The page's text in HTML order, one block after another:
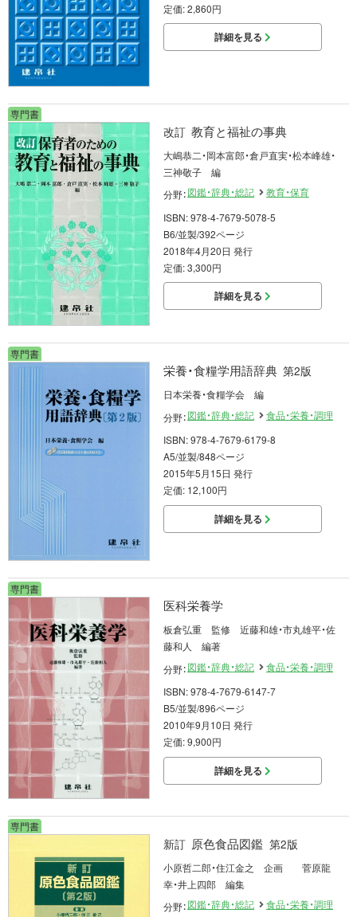
定価: 2,860円
詳細を見る
専門書
改訂 教育と福祉の事典
大嶋恭二・岡本富郎・倉戸直実・松本峰雄・
三神敬子 編
分野：図鑑・辞典・総記
教育・保育
ISBN: 978-4-7679-5078-5
B6/並製/392ページ
2018年4月20日 発行
定価: 3,300円
詳細を見る
専門書
栄養・食糧学用語辞典 第2版
日本栄養・食糧学会 編
分野：図鑑・辞典・総記
食品・栄養・調理
ISBN: 978-4-7679-6179-8
A5/並製/848ページ
2015年5月15日 発行
定価: 12,100円
詳細を見る
専門書
医科栄養学
板倉弘重 監修 近藤和雄・市丸雄平・佐
藤和人 編著
分野：図鑑・辞典・総記
食品・栄養・調理
ISBN: 978-4-7679-6147-7
B5/並製/896ページ
2010年9月10日 発行
定価: 9,900円
詳細を見る
専門書
新訂 原色食品図鑑 第2版
小原哲二郎・住江金之 企画 菅原龍
幸・井上四郎 編集
分野：図鑑・辞典・総記 食品・栄養・調理